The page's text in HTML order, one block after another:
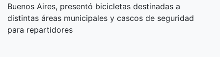
Buenos Aires, presentó bicicletas destinadas a
distintas áreas municipales y cascos de seguridad
para repartidores